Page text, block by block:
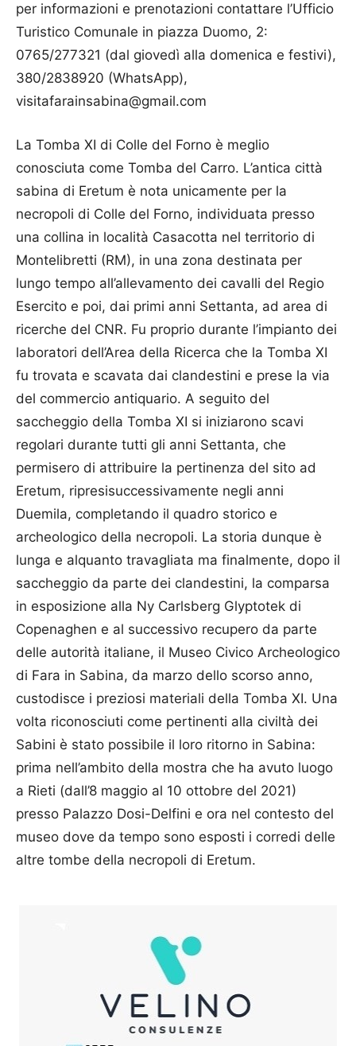
per informazioni e prenotazioni contattare l’Ufficio
Turistico Comunale in piazza Duomo, 2:
0765/277321 (dal giovedì alla domenica e festivi),
380/2838920 (WhatsApp),
visitafarainsabina@gmail.com
La Tomba XI di Colle del Forno è meglio
conosciuta come Tomba del Carro. L’antica città
sabina di Eretum è nota unicamente per la
necropoli di Colle del Forno, individuata presso
una collina in località Casacotta nel territorio di
Montelibretti (RM), in una zona destinata per
lungo tempo all’allevamento dei cavalli del Regio
Esercito e poi, dai primi anni Settanta, ad area di
ricerche del CNR. Fu proprio durante l’impianto dei
laboratori dell’Area della Ricerca che la Tomba XI
fu trovata e scavata dai clandestini e prese la via
del commercio antiquario. A seguito del
saccheggio della Tomba XI si iniziarono scavi
regolari durante tutti gli anni Settanta, che
permisero di attribuire la pertinenza del sito ad
Eretum, ripresisuccessivamente negli anni
Duemila, completando il quadro storico e
archeologico della necropoli. La storia dunque è
lunga e alquanto travagliata ma finalmente, dopo il
saccheggio da parte dei clandestini, la comparsa
in esposizione alla Ny Carlsberg Glyptotek di
Copenaghen e al successivo recupero da parte
delle autorità italiane, il Museo Civico Archeologico
di Fara in Sabina, da marzo dello scorso anno,
custodisce i preziosi materiali della Tomba XI. Una
volta riconosciuti come pertinenti alla civiltà dei
Sabini è stato possibile il loro ritorno in Sabina:
prima nell’ambito della mostra che ha avuto luogo
a Rieti (dall’8 maggio al 10 ottobre del 2021)
presso Palazzo Dosi-Delfini e ora nel contesto del
museo dove da tempo sono esposti i corredi delle
altre tombe della necropoli di Eretum.